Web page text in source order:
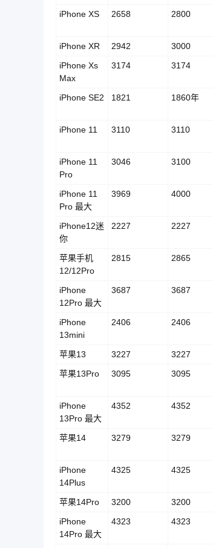
iPhone XS 2658 2800
iPhone XR 2942 3000
iPhone Xs
Max
3174 3174
iPhone SE2 1821 1860年
iPhone 11 3110 3110
iPhone 11
Pro
3046 3100
iPhone 11
Pro 最大
3969 4000
iPhone12迷
你
2227 2227
苹果手机
12/12Pro
2815 2865
iPhone
12Pro 最大
3687 3687
iPhone
13mini
2406 2406
苹果13 3227 3227
苹果13Pro
3095 3095
iPhone
13Pro 最大
4352 4352
苹果14 3279 3279
iPhone
14Plus
4325 4325
苹果14Pro 3200
3200
iPhone
14Pro 最大
4323 4323